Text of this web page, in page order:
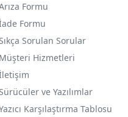
Formu
Formu
Sorulan Sorular
Müşteri Hizmetleri
ve Yazılımlar
Karşılaştırma Tablosu